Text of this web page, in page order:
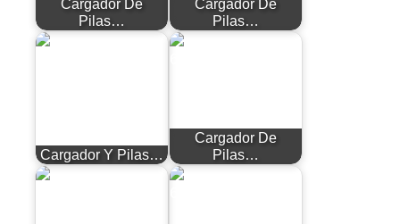
Cargador De
Pilas…
Cargador De
Pilas…
Cargador Y Pilas…
Cargador De
Pilas…